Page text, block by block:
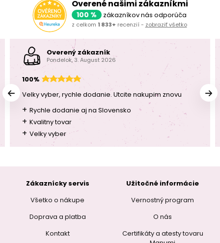
Overené našimi zákazníkmi
100 % zákazníkov nás odporúča
z celkom 1 833+ recenzií - zobraziť všetko
Overený zákazník
Pondelok, 3. August 2026
100%
Velky vyber, rychle dodanie. Utcite nakupim znovu
+ Rychle dodanie aj na Slovensko
+ Kvalitny tovar
+ Velky vyber
Zákaznícky servis
Všetko o nákupe
Doprava a platba
Kontakt
Užitočné informácie
Vernostný program
O nás
Certifikáty a atesty tovaru